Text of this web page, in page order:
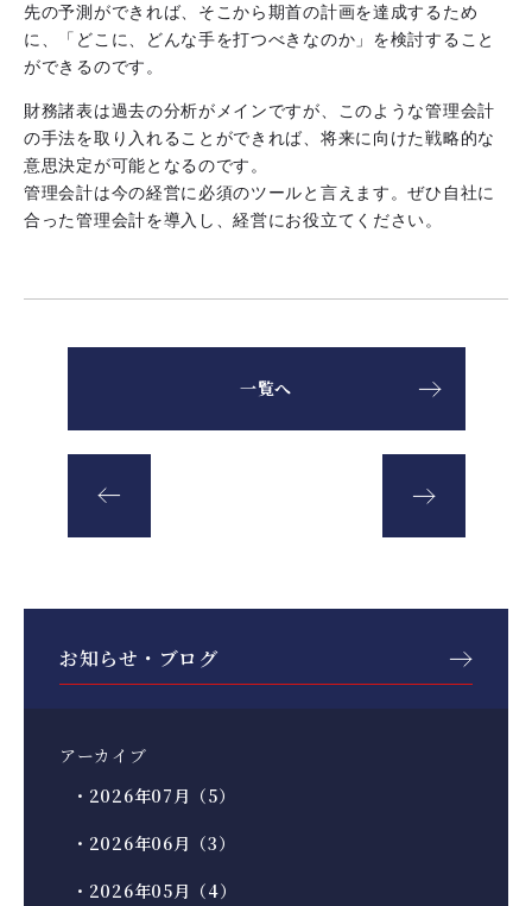
先の予測ができれば、そこから期首の計画を達成するため
に、「どこに、どんな手を打つべきなのか」を検討すること
ができるのです。
財務諸表は過去の分析がメインですが、このような管理会計
の手法を取り入れることができれば、将来に向けた戦略的な
意思決定が可能となるのです。
管理会計は今の経営に必須のツールと言えます。ぜひ自社に
合った管理会計を導入し、経営にお役立てください。
一覧へ
お知らせ・ブログ
アーカイブ
・2026年07月（5）
・2026年06月（3）
・2026年05月（4）